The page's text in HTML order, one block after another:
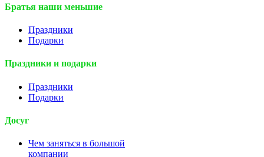
Братья наши меньшие
Праздники
Подарки
Праздники и подарки
Праздники
Подарки
Досуг
Чем заняться в большой
компании